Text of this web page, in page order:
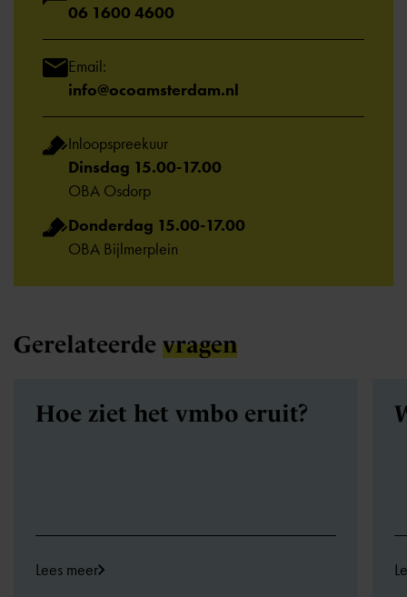
06 1600 4600
Email:
info@ocoamsterdam.nl
Inloopspreekuur
Dinsdag 15.00-17.00
OBA Osdorp
Donderdag 15.00-17.00
OBA Bijlmerplein
Gerelateerde vragen
Hoe ziet het vmbo eruit?
Lees meer